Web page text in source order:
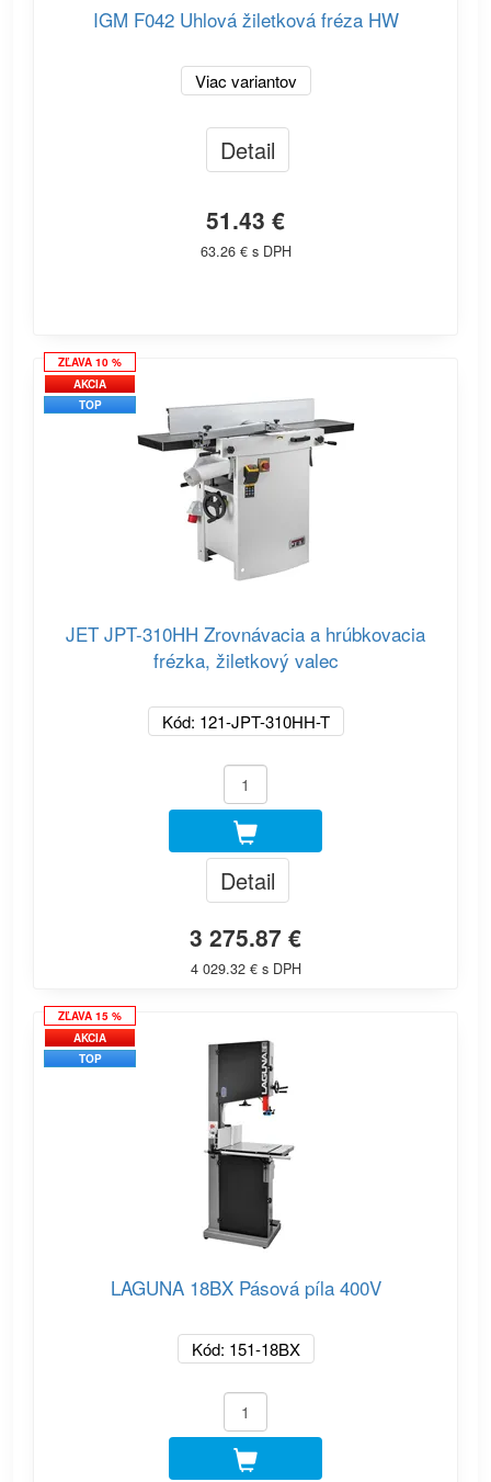
IGM F042 Uhlová žiletková fréza HW
Viac variantov
Detail
51.43 €
63.26 € s DPH
ZĽAVA 10 %
AKCIA
TOP
JET JPT-310HH Zrovnávacia a hrúbkovacia
frézka, žiletkový valec
Kód: 121-JPT-310HH-T
Detail
3 275.87 €
4 029.32 € s DPH
ZĽAVA 15 %
AKCIA
TOP
LAGUNA 18BX Pásová píla 400V
Kód: 151-18BX